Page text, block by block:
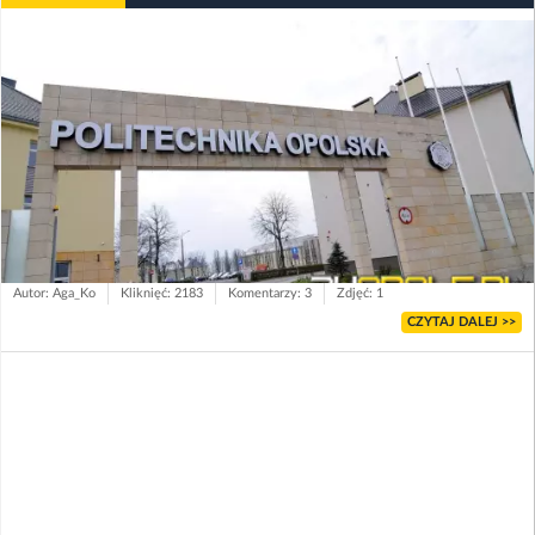
Autor: Aga_Ko Kliknięć: 2183 Komentarzy: 3 Zdjęć: 1
CZYTAJ DALEJ >>